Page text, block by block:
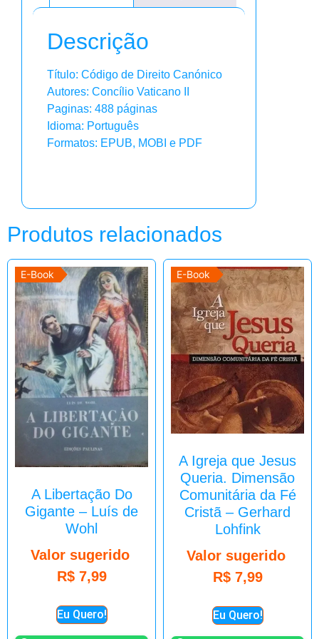
Descrição
Título: Código de Direito Canónico
Autores: Concílio Vaticano II
Paginas: 488 páginas
Idioma: Português
Formatos: EPUB, MOBI e PDF
Produtos relacionados
E-Book
A Libertação Do
Gigante – Luís de
Wohl
Valor sugerido
R$7,99
Eu Quero!
E-Book
A Igreja que Jesus
Queria. Dimensão
Comunitária da Fé
Cristã – Gerhard
Lohfink
Valor sugerido
R$7,99
Eu Quero!